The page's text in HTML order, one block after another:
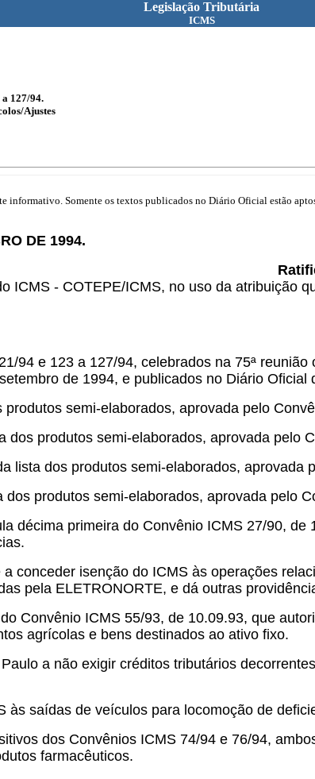
Legislação Tributária
ICMS
a 127/94.
Ajustes
informativo. Somente os textos publicados no Diário Oficial estão
DE 1994.
ICMS - COTEPE/ICMS, no uso da atribuição
94 e 123 a 127/94, celebrados na 75ª
de 1994, e publicados no Diário
semi-elaborados, aprovada pelo
dos produtos semi-elaborados, aprovada pelo
lista dos produtos semi-elaborados, aprovada
dos produtos semi-elaborados, aprovada pelo
décima primeira do Convênio ICMS 27/90,
conceder isenção do ICMS às operações
pela ELETRONORTE, e dá outras
Convênio ICMS 55/93, de 10.09.93, que
agrícolas e bens destinados ao ativo fixo.
a não exigir créditos tributários
às saídas de veículos para locomoção de
dos Convênios ICMS 74/94 e 76/94,
farmacêuticos.